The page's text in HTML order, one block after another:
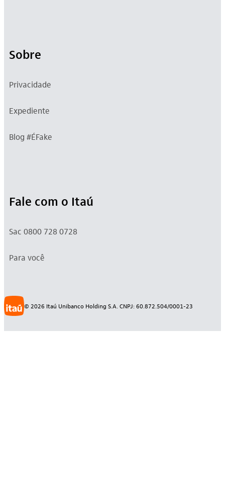
Sobre
Privacidade
Expediente
Blog #ÉFake
Fale com o Itaú
Sac 0800 728 0728
Para você
© 2026 Itaú Unibanco Holding S.A. CNPJ: 60.872.504/0001-23